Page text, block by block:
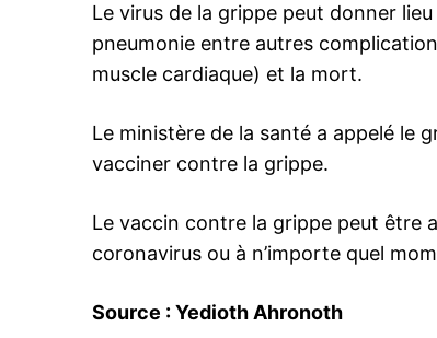
Le virus de la grippe peut donner
pneumonie entre autres
muscle cardiaque) et la mort.
Le ministère de la santé a appelé le
vacciner contre la grippe.
Le vaccin contre la grippe peut être
coronavirus ou à n’importe quel
Source : Yedioth Ahronoth